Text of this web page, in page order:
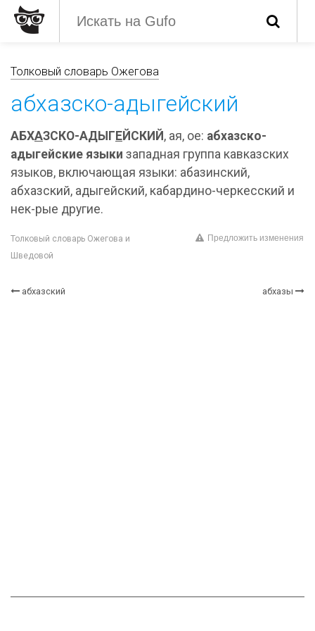
Толковый словарь Ожегова
абхазско-адыгейский
АБХАЗСКО-АДЫГ ЕЙСКИЙ , ая, ое: абхазско-
адыгейские языки западная группа кавказских
языков, включающая языки: абазинский,
абхазский, адыгейский, кабардино-черкесский и
нек-рые другие.
Толковый словарь Ожегова и
Шведовой
Предложить изменения
абхазский абхазы